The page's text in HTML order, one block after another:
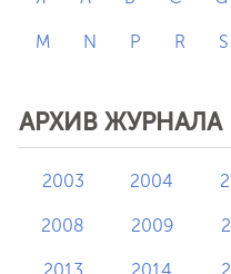
M N P R S
АРХИВ ЖУРНАЛА
2003 2004
2008 2009